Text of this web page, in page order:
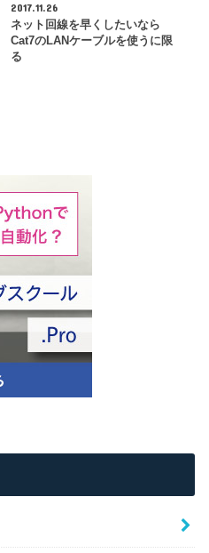
2017.11.26
ネット回線を早くしたいなら
Cat7のLANケーブルを使うに限
る